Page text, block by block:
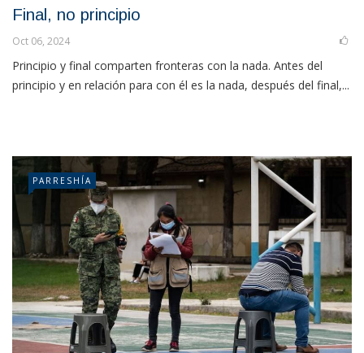
Final, no principio
Oct 06, 2024
Principio y final comparten fronteras con la nada. Antes del
principio y en relación para con él es la nada, después del final,...
PARRESHÍA